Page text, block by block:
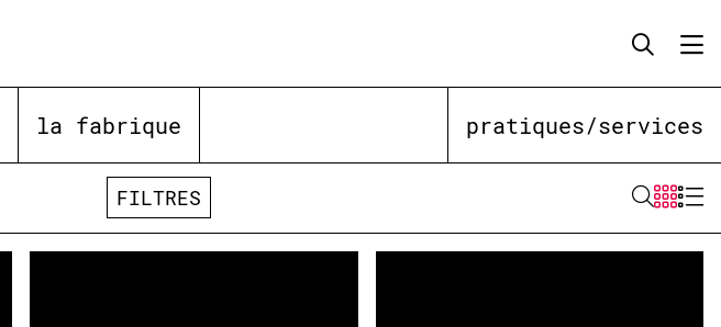
la fabrique pratiques/services
FILTRES